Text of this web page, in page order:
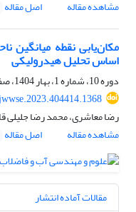
مشاهده مقاله
اصل مقاله
مکان‌یابی نقطه میانگین
اساس تحلیل هیدرولیکی
دوره 10، شماره 1، بهار 1404، صفحه
رضا معاشری، محمد رضا جلیلی
مشاهده مقاله
اصل مقاله
مقالات آماده انتشار